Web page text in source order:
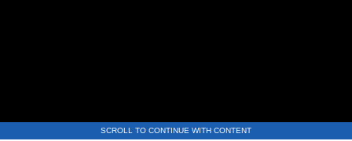
SCROLL TO CONTINUE WITH CONTENT